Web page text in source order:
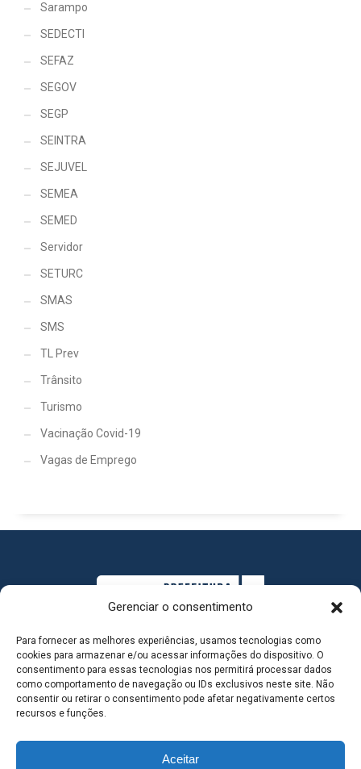
Gerenciar o consentimento
Para fornecer as melhores experiências, usamos tecnologias como
cookies para armazenar e/ou acessar informações do dispositivo. O
consentimento para essas tecnologias nos permitirá processar dados
como comportamento de navegação ou IDs exclusivos neste site. Não
consentir ou retirar o consentimento pode afetar negativamente certos
recursos e funções.
Aceitar
Sarampo
SEDECTI
SEFAZ
SEGOV
SEGP
SEINTRA
SEJUVEL
SEMEA
SEMED
Servidor
SETURC
SMAS
SMS
TL Prev
Trânsito
Turismo
Vacinação Covid-19
Vagas de Emprego
MAPA DO SITE